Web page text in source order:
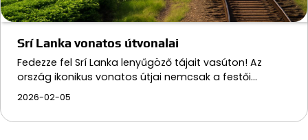
Srí Lanka vonatos útvonalai
Fedezze fel Srí Lanka lenyűgöző tájait vasúton! Az
ország ikonikus vonatos útjai nemcsak a festői…
2026-02-05